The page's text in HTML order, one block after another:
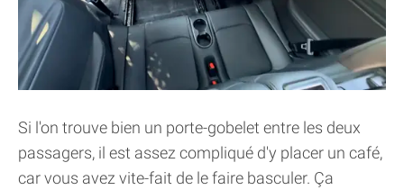
Si l'on trouve bien un porte-gobelet entre les deux
passagers, il est assez compliqué d'y placer un café,
car vous avez vite-fait de le faire basculer. Ça